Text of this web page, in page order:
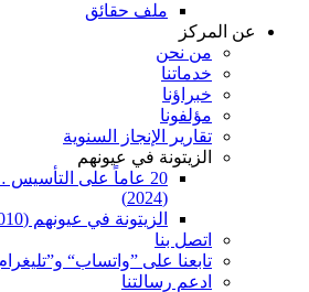
ملف حقائق
عن المركز
من نحن
خدماتنا
خبراؤنا
مؤلفونا
تقارير الإنجاز السنوية
الزيتونة في عيونهم
20 عاماً على
(2024)
الزيتونة في عيونهم (2010)
اتصل بنا
تابعنا على ”واتساب“
ادعم رسالتنا